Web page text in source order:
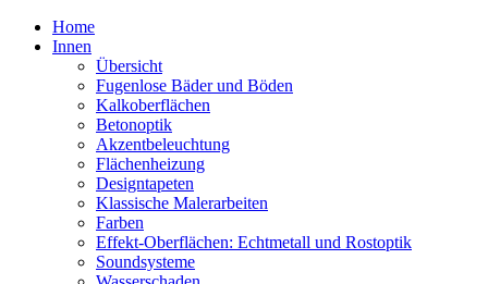
Home
Innen
Übersicht
Fugenlose Bäder und Böden
Kalkoberflächen
Betonoptik
Akzentbeleuchtung
Flächenheizung
Designtapeten
Klassische Malerarbeiten
Farben
Effekt-Oberflächen: Echtmetall und Rostoptik
Soundsysteme